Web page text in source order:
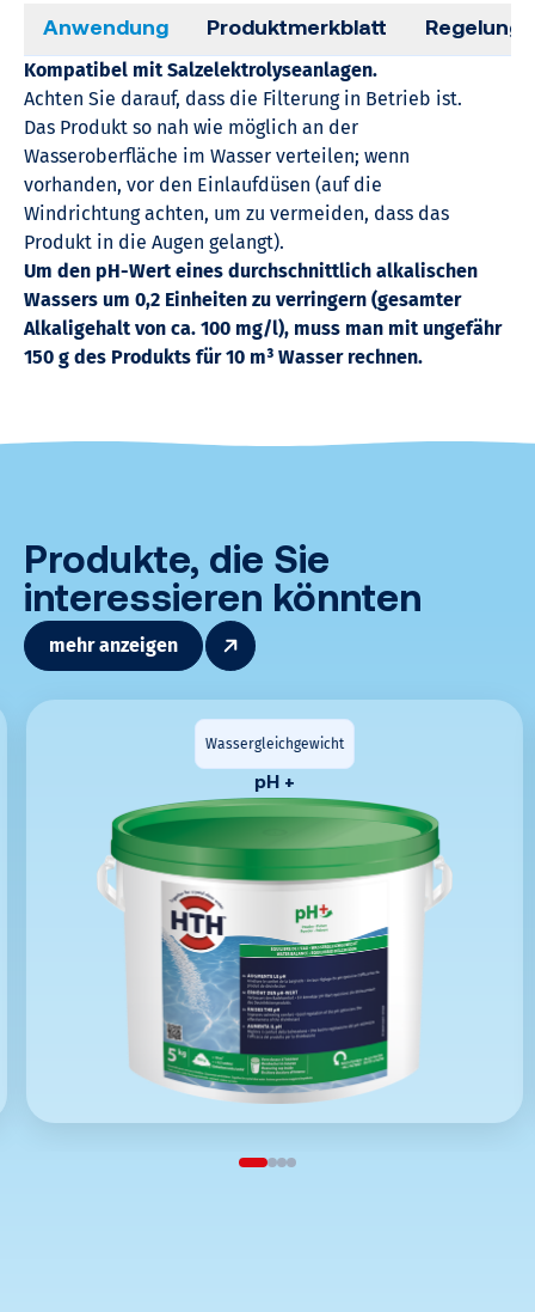
Anwendung Produktmerkblatt
Kompatibel mit Salzelektrolyseanlagen.
Achten Sie darauf, dass die Filterung in Betrieb ist.
Das Produkt so nah wie möglich an der
Wasseroberfläche im Wasser verteilen; wenn
vorhanden, vor den Einlaufdüsen (auf die
Windrichtung achten, um zu vermeiden, dass das
Produkt in die Augen gelangt).
Um den pH-Wert eines durchschnittlich alkalischen
Wassers um 0,2 Einheiten zu verringern (gesamter
Alkaligehalt von ca. 100 mg/l), muss man mit ungefähr
150 g des Produkts für 10 m³ Wasser rechnen.
Produkte, die Sie
interessieren könnten
mehr anzeigen
Wassergleichgewicht
pH +